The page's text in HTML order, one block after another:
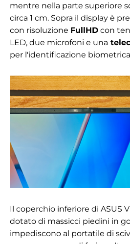
mentre nella parte superiore
circa 1 cm. Sopra il display è
con risoluzione FullHD con
LED, due microfoni e una
per l'identificazione
Il coperchio inferiore di ASUS
dotato di massicci piedini in
impediscono al portatile di